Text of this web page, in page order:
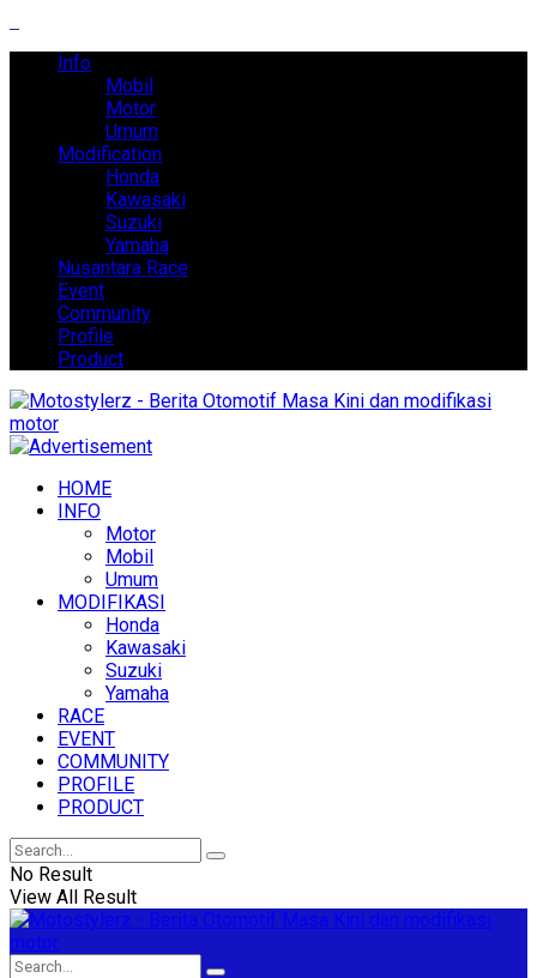
Info
Mobil
Motor
Umum
Modification
Honda
Kawasaki
Suzuki
Yamaha
Nusantara Race
Event
Community
Profile
Product
HOME
INFO
Motor
Mobil
Umum
MODIFIKASI
Honda
Kawasaki
Suzuki
Yamaha
RACE
EVENT
COMMUNITY
PROFILE
PRODUCT
No Result
View All Result